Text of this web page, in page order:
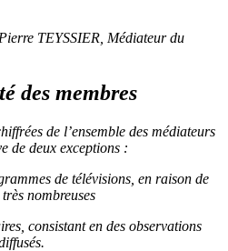
TEYSSIER , Médiateur du
des membres
de l’ensemble des médiateurs
de deux exceptions :
de télévisions, en raison de
nombreuses
consistant en des observations